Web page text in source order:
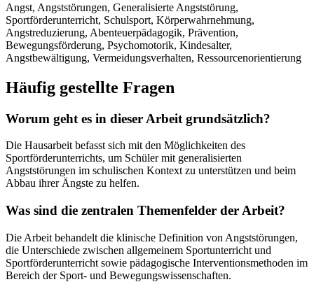
Angst, Angststörungen, Generalisierte Angststörung,
Sportförderunterricht, Schulsport, Körperwahrnehmung,
Angstreduzierung, Abenteuerpädagogik, Prävention,
Bewegungsförderung, Psychomotorik, Kindesalter,
Angstbewältigung, Vermeidungsverhalten, Ressourcenorientierung
Häufig gestellte Fragen
Worum geht es in dieser Arbeit grundsätzlich?
Die Hausarbeit befasst sich mit den Möglichkeiten des
Sportförderunterrichts, um Schüler mit generalisierten
Angststörungen im schulischen Kontext zu unterstützen und beim
Abbau ihrer Ängste zu helfen.
Was sind die zentralen Themenfelder der Arbeit?
Die Arbeit behandelt die klinische Definition von Angststörungen,
die Unterschiede zwischen allgemeinem Sportunterricht und
Sportförderunterricht sowie pädagogische Interventionsmethoden im
Bereich der Sport- und Bewegungswissenschaften.